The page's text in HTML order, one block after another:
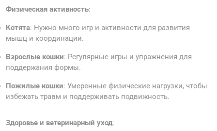
Физическая активность:
Котята: Нужно много игр и активности для развития
мышц и координации.
Взрослые кошки: Регулярные игры и упражнения для
поддержания формы.
Пожилые кошки: Умеренные физические нагрузки, чтобы
избежать травм и поддерживать подвижность.
Здоровье и ветеринарный уход: